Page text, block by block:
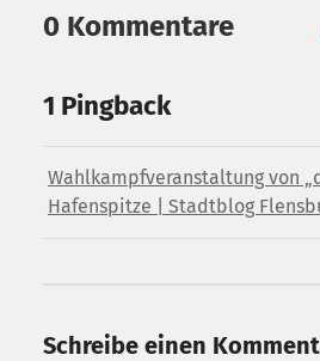
0 Kommentare
1 Pingback
Wahlkampfveranstaltung von
Hafenspitze | Stadtblog
Schreibe einen